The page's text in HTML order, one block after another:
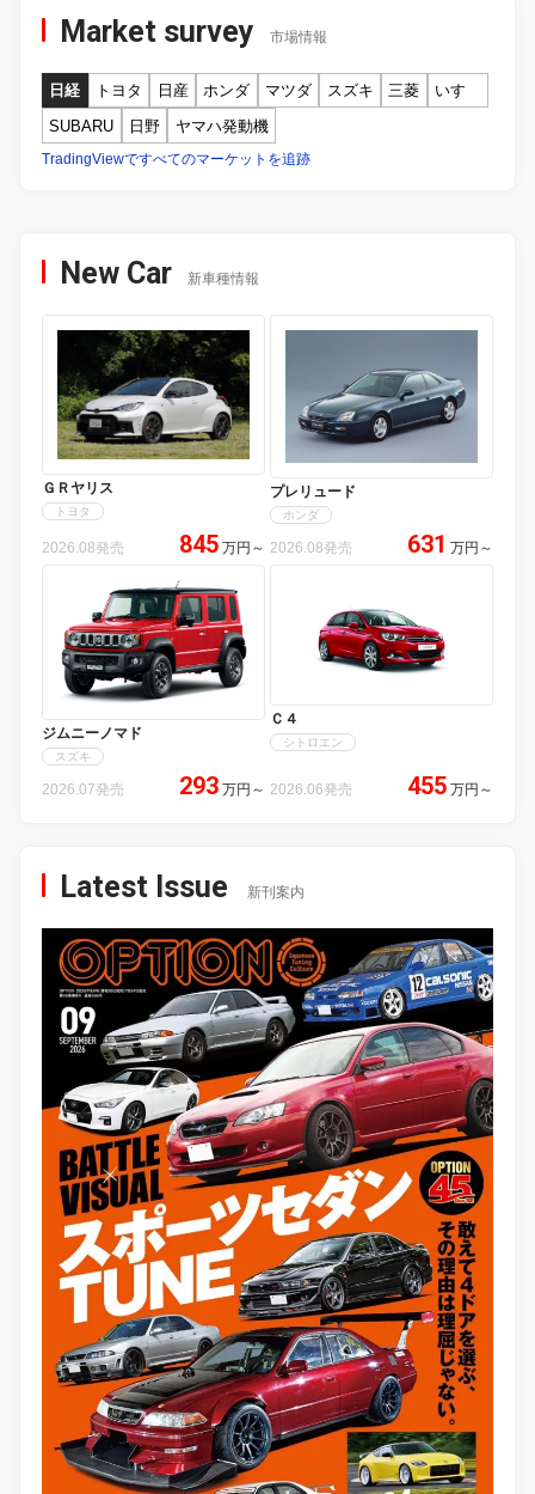
Market survey 市場情報
日経 トヨタ 日産 ホンダ マツダ スズキ 三菱
いすゞ
SUBARU
日野 ヤマハ発動機
TradingViewですべてのマーケットを追跡
New Car 新車種情報
ＧＲヤリス
トヨタ
2026.08発売 845 万円 ～
プレリュード
ホンダ
2026.08発売 631 万円 ～
ジムニーノマド
スズキ
2026.07発売 293 万円 ～
Ｃ４
シトロエン
2026.06発売 455 万円 ～
Latest Issue 新刊案内